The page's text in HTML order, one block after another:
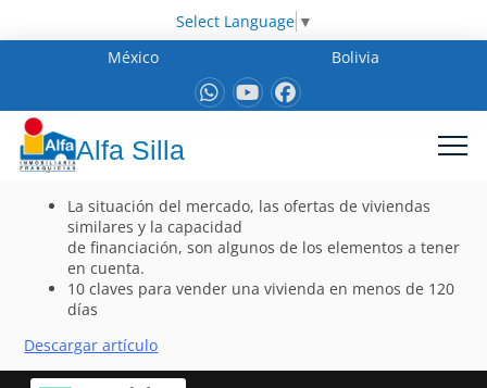
Select Language ▼
México
Bolivia
Alfa Silla
La situación del mercado, las ofertas de viviendas
similares y la capacidad
de financiación, son algunos de los elementos a tener
en cuenta.
10 claves para vender una vivienda en menos de 120
días
Descargar artículo